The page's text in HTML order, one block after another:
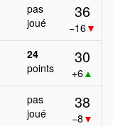
pas
joué
36
−16▼
24
points
30
+6▲
pas
joué
38
−8 ▼